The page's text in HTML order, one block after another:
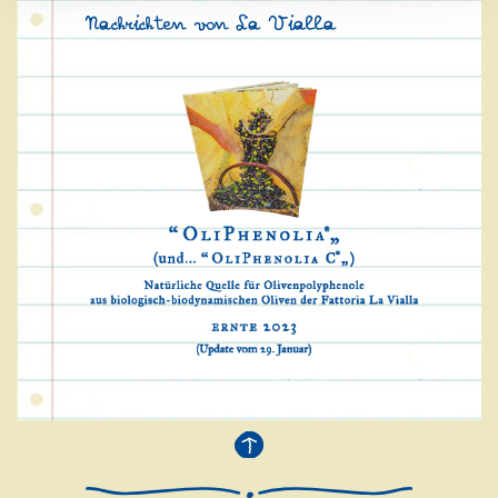
Nachrichten von La Vialla